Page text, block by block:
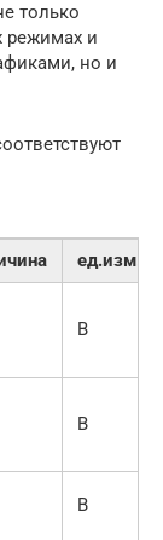
только
режимах и
но и
ед.изм.
В
В
В